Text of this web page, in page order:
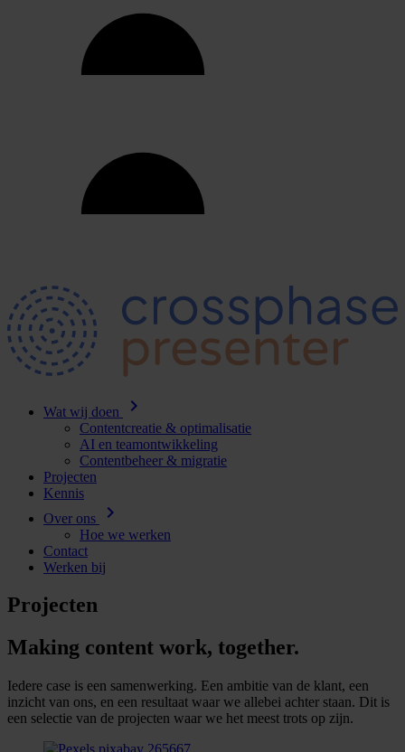
Wat wij doen chevron_right
Contentcreatie & optimalisatie
AI en teamontwikkeling
Contentbeheer & migratie
Projecten
Kennis
Over ons
chevron_right
Hoe we werken
Contact
Werken bij
Projecten
Making content work, together.
Iedere case is een samenwerking. Een ambitie van de klant, een
inzicht van ons, en een resultaat waar we allebei achter staan. Dit is
een selectie van de projecten waar we het meest trots op zijn.